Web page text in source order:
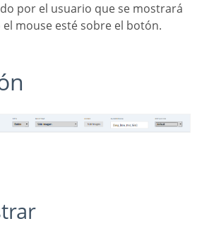
por el usuario que se mostrará
el mouse esté sobre el botón.